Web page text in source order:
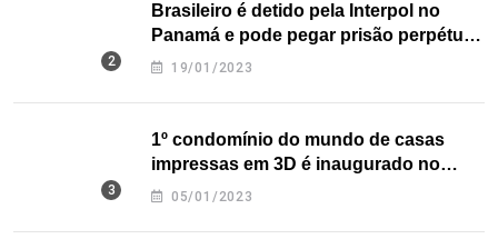
Brasileiro é detido pela Interpol no
Panamá e pode pegar prisão perpétua
nos EUA
19/01/2023
1º condomínio do mundo de casas
impressas em 3D é inaugurado no
Texas
05/01/2023